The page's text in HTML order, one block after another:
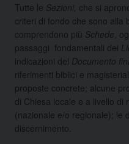
Tutte le Sezioni, che si
criteri di fondo che sono alla
comprendono più Schede ,
passaggi fondamentali dei
indicazioni del Documento
riferimenti biblici e
proposte concrete; alcune
di Chiesa locale e a livello di
(nazionale e/o regionale); le
discernimento.